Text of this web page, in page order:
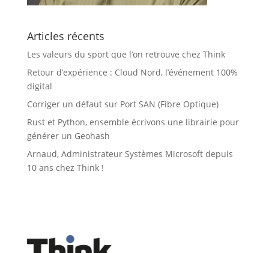
Articles récents
Les valeurs du sport que l’on retrouve chez Think
Retour d’expérience : Cloud Nord, l’événement 100%
digital
Corriger un défaut sur Port SAN (Fibre Optique)
Rust et Python, ensemble écrivons une librairie pour
générer un Geohash
Arnaud, Administrateur Systèmes Microsoft depuis
10 ans chez Think !